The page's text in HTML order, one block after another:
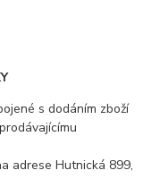
s dodáním zboží
adrese Hutnická 899,